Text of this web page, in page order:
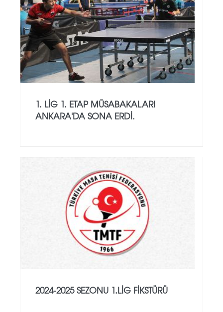
1. LİG 1. ETAP MÜSABAKALARI
ANKARA'DA SONA ERDİ.
2024-2025 SEZONU 1.LİG FİKSTÜRÜ